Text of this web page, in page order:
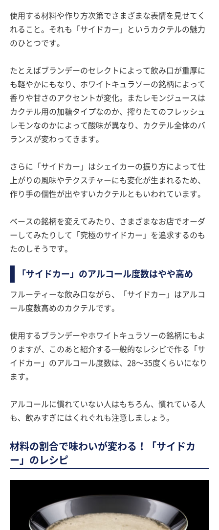
使用する材料や作り方次第でさまざまな表情を見せてく
れること。それも「サイドカー」というカクテルの魅力
のひとつです。
たとえばブランデーのセレクトによって飲み口が重厚に
も軽やかにもなり、ホワイトキュラソーの銘柄によって
香りや甘さのアクセントが変化。またレモンジュースは
カクテル用の加糖タイプなのか、搾りたてのフレッシュ
レモンなのかによって酸味が異なり、カクテル全体のバ
ランスが変わってきます。
さらに「サイドカー」はシェイカーの振り方によって仕
上がりの風味やテクスチャーにも変化が生まれるため、
作り手の個性が出やすいカクテルともいわれています。
ベースの銘柄を変えてみたり、さまざまなお店でオーダ
ーしてみたりして「究極のサイドカー」を追求するのも
たのしそうです。
「サイドカー」のアルコール度数はやや高め
フルーティーな飲み口ながら、「サイドカー」はアルコ
ール度数高めのカクテルです。
使用するブランデーやホワイトキュラソーの銘柄にもよ
りますが、このあと紹介する一般的なレシピで作る「サ
イドカー」のアルコール度数は、28〜35度くらいになり
ます。
アルコールに慣れていない人はもちろん、慣れている人
も、飲みすぎにはくれぐれも注意しましょう。
材料の割合で味わいが変わる！「サイドカ
ー」のレシピ